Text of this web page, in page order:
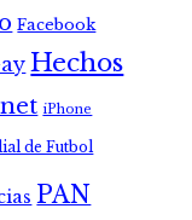
Facebook
Hechos
iPhone
de Futbol
PAN